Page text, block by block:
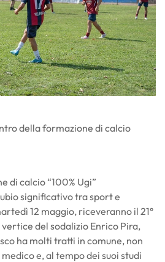
della formazione di calcio
di calcio “100% Ugi”
significativo tra sport e
12 maggio, riceveranno il 21°
del sodalizio Enrico Pira,
ha molti tratti in comune, non
e, al tempo dei suoi studi